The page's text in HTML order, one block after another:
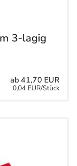
3-lagig
ab 41,70 EUR
0,04 EUR/Stück